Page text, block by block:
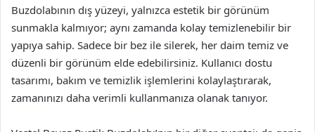
Buzdolabının dış yüzeyi, yalnızca estetik bir görünüm
sunmakla kalmıyor; aynı zamanda kolay temizlenebilir bir
yapıya sahip. Sadece bir bez ile silerek, her daim temiz ve
düzenli bir görünüm elde edebilirsiniz. Kullanıcı dostu
tasarımı, bakım ve temizlik işlemlerini kolaylaştırarak,
zamanınızı daha verimli kullanmanıza olanak tanıyor.